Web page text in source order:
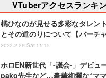
VTuberアクセスランキ
橘ひなのが見せる多彩なタレン
とその道のりについて【バーチ
2022.2.26 Sat 11:15
ホロEN新世代「-議会-」デビュ
pako先生など…豪華絢爛な“マ